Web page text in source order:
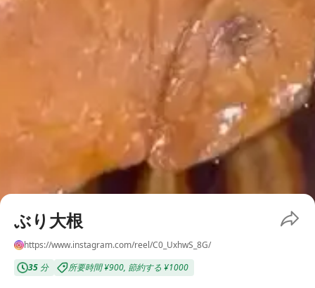
ぶり大根
https://www.instagram.com/reel/C0_UxhwS_8G/
35 分 所要時間¥900, 節約する ¥1000